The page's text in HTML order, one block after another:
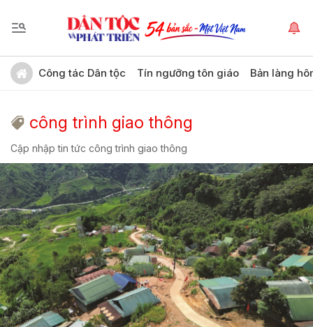
Công tác Dân tộc Tín ngưỡng tôn giáo Bản làng
công trình giao thông
Cập nhập tin tức công trình giao thông